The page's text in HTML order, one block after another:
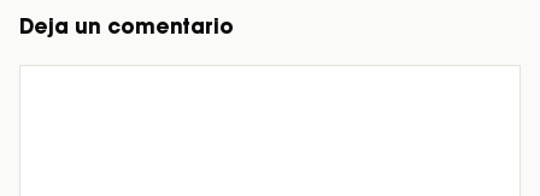
Deja un comentario
Comentario